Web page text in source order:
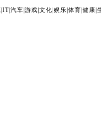
IT| 汽车 游戏 文化 娱乐 体育 健康